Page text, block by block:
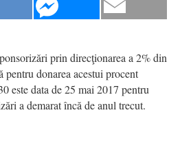
prin direcţionarea a 2% din
donarea acestui procent
este data de 25 mai 2017 pentru
a demarat încă de anul trecut.